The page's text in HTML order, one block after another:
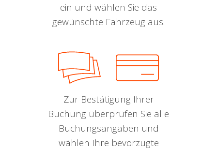
ein und wählen Sie das
gewünschte Fahrzeug aus.
Zur Bestätigung Ihrer
Buchung überprüfen Sie alle
Buchungsangaben und
wählen Ihre bevorzugte